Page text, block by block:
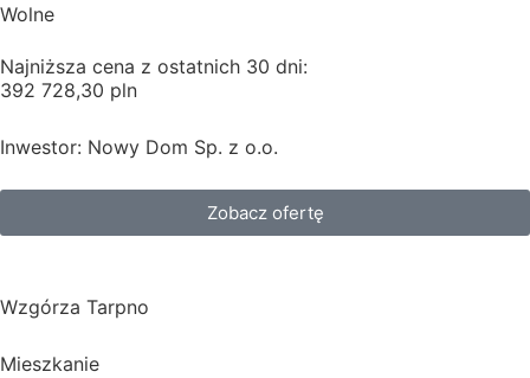
Wolne
Najniższa cena z ostatnich 30 dni:
392 728,30 pln
Inwestor: Nowy Dom Sp. z o.o.
Zobacz ofertę
Wzgórza Tarpno
Mieszkanie